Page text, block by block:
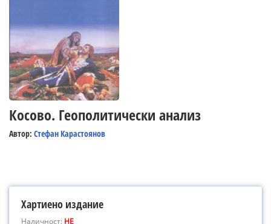
Косово. Геополитически анализ
Автор: Стефан Карастоянов
Хартиено издание
Наличност: НЕ